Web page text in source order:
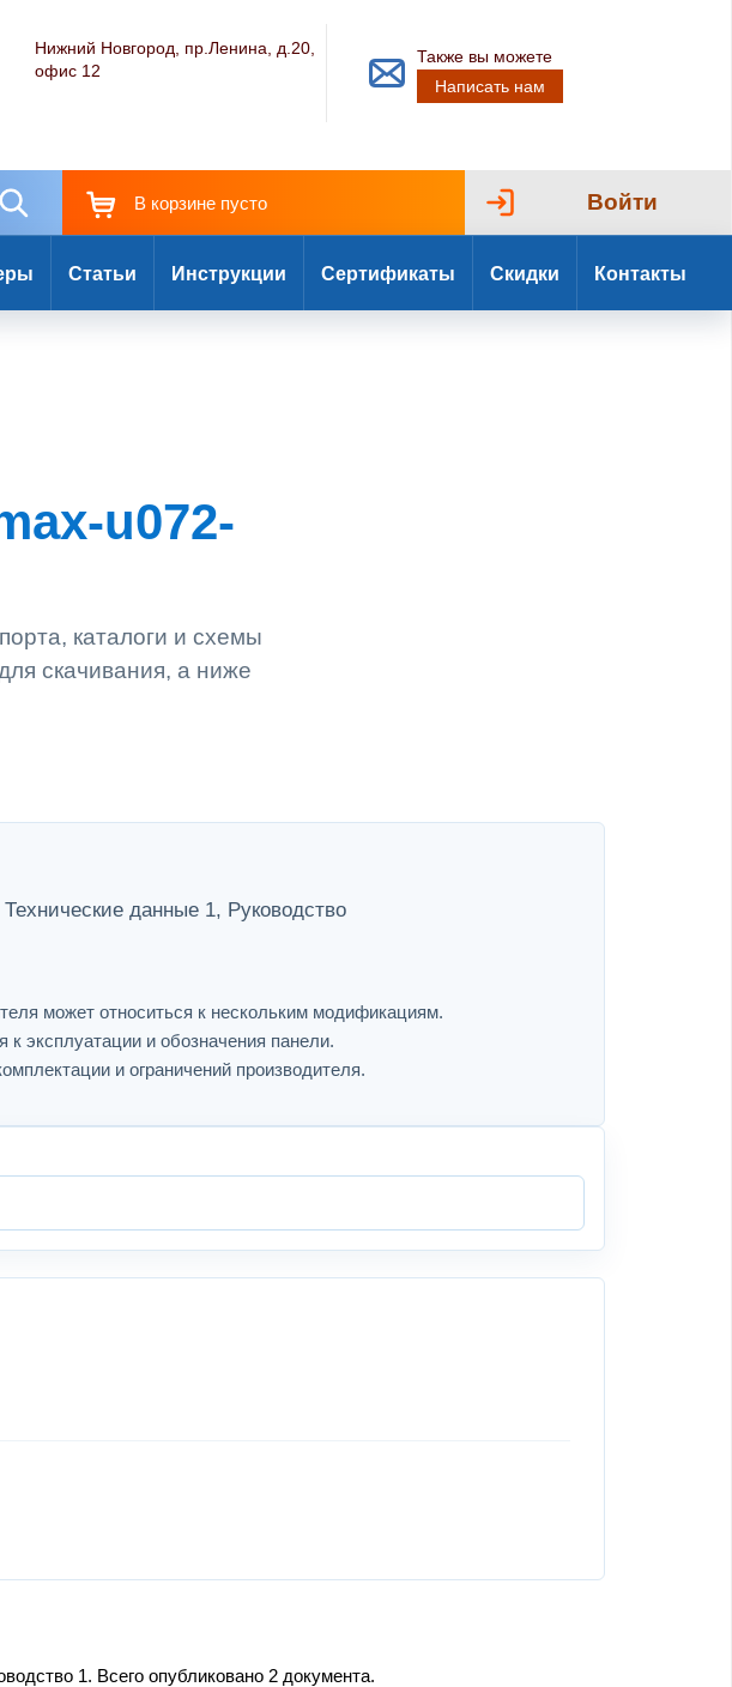
Нижний Новгород, пр.Ленина, д.20,
офис 12
Также вы можете
Написать нам
В корзине пусто Войти
Статьи Инструкции Сертификаты Скидки Контакты
u072-
каталоги и схемы
скачивания, а ниже
данные 1, Руководство
может относиться к нескольким модификациям.
эксплуатации и обозначения панели.
и ограничений производителя.
1. Всего опубликовано 2 документа.